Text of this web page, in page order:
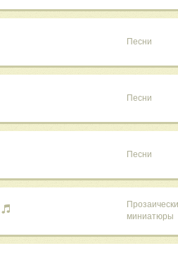
Песни
Песни
Песни
миниатюры